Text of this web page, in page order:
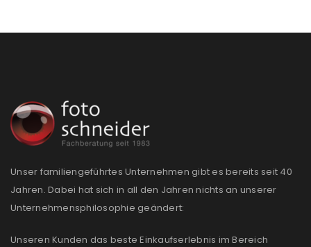
Unser familiengeführtes Unternehmen gibt es bereits seit 40
Jahren. Dabei hat sich in all den Jahren nichts an unserer
Unternehmensphilosophie geändert:
Unseren Kunden das beste Einkaufserlebnis im Bereich